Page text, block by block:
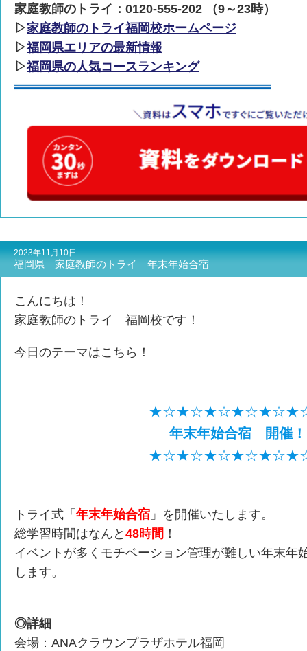
家庭教師のトライ：0120-555-202 （9～23時）
▷家庭教師のトライ福岡校ホームページ
▷福岡県エリアの最新情報
▷福岡県の人気コースランキング
2023年11月10日
福岡県 家庭教師のトライ 年末年始合宿
こんにちは！
家庭教師のトライ 福岡校です！
今日のテーマはこちら！
年末年始合宿 開催！
トライ式「 年末年始合宿 」を開催いたします。
総学習時間はなんと 48時間 ！
イベントが多くモチベーション管理が難しい年末年
します。
◎詳細
会場：ANAクラウンプラザホテル福岡